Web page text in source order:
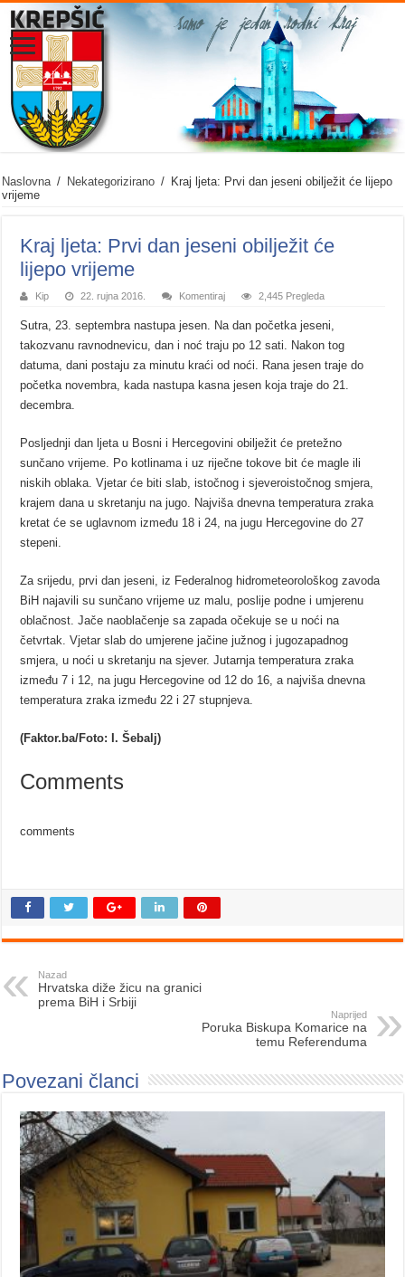
Naslovna / Nekategorizirano / Kraj ljeta: Prvi dan jeseni obilježit će lijepo
vrijeme
Kraj ljeta: Prvi dan jeseni obilježit će
lijepo vrijeme
Kip 22. rujna 2016. Komentiraj 2,445 Pregleda
Sutra, 23. septembra nastupa jesen. Na dan početka jeseni,
takozvanu ravnodnevicu, dan i noć traju po 12 sati. Nakon tog
datuma, dani postaju za minutu kraći od noći. Rana jesen traje do
početka novembra, kada nastupa kasna jesen koja traje do 21.
decembra.
Posljednji dan ljeta u Bosni i Hercegovini obilježit će pretežno
sunčano vrijeme. Po kotlinama i uz riječne tokove bit će magle ili
niskih oblaka. Vjetar će biti slab, istočnog i sjeveroistočnog smjera,
krajem dana u skretanju na jugo. Najviša dnevna temperatura zraka
kretat će se uglavnom između 18 i 24, na jugu Hercegovine do 27
stepeni.
Za srijedu, prvi dan jeseni, iz Federalnog hidrometeorološkog zavoda
BiH najavili su sunčano vrijeme uz malu, poslije podne i umjerenu
oblačnost. Jače naoblačenje sa zapada očekuje se u noći na
četvrtak. Vjetar slab do umjerene jačine južnog i jugozapadnog
smjera, u noći u skretanju na sjever. Jutarnja temperatura zraka
između 7 i 12, na jugu Hercegovine od 12 do 16, a najviša dnevna
temperatura zraka između 22 i 27 stupnjeva.
(Faktor.ba/Foto: I. Šebalj)
Comments
comments
Nazad
Hrvatska diže žicu na granici
prema BiH i Srbiji
Naprijed
Poruka Biskupa Komarice na
temu Referenduma
Povezani članci